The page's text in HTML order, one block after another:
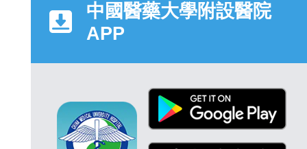
中國醫藥大學附設醫院
APP